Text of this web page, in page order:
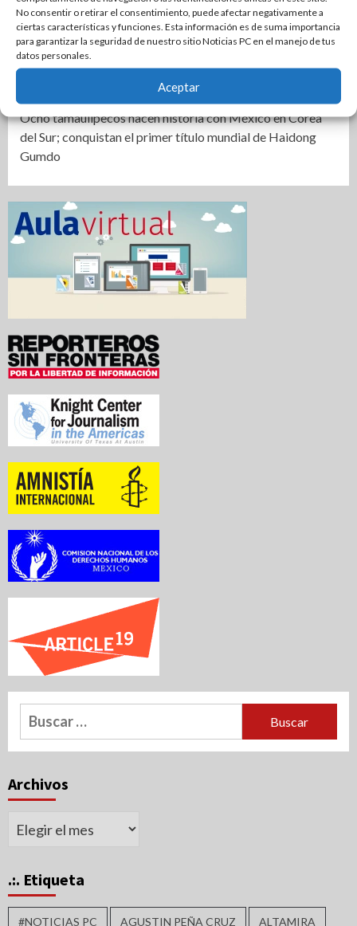
No consentir o retirar el consentimiento, puede afectar negativamente a
ciertas características y funciones. Esta información es de suma importancia
para garantizar la seguridad de nuestro sitio Noticias PC en el manejo de tus
datos personales.
Aceptar
Instala Sector Salud Comité Estatal de Calidad en Salud
para garantizar un trato digno y humanitario a los
pacientes
Promueve CEDES Altamira reinserción social con
exposición y venta de artesanías “OVNI-CEDES”
Ocho tamaulipecos hacen historia con México en Corea
del Sur; conquistan el primer título mundial de Haidong
Gumdo
Buscar:
Archivos
Archivos
.:. Etiqueta
#NOTICIAS PC AGUSTIN PEÑA CRUZ ALTAMIRA